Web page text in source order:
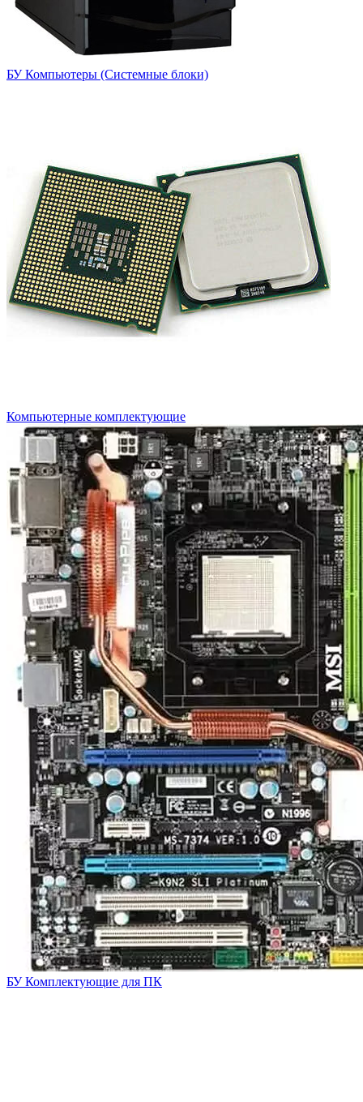
БУ Компьютеры (Системные блоки)
Компьютерные комплектующие
БУ Комплектующие для ПК